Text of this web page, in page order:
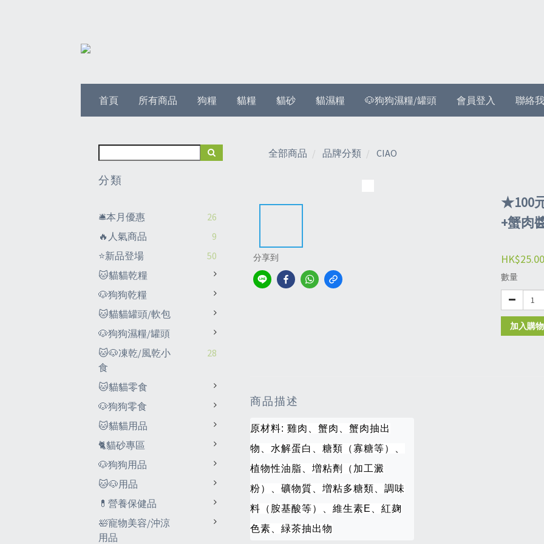
首頁 所有商品 狗糧 貓糧 貓砂 貓濕糧 🐶狗狗濕糧/罐頭 會員登入 聯絡
分類
🛎️本月優惠
26
🔥人氣商品
9
⭐新品登場
50
🐱貓貓乾糧
🐶狗狗乾糧
🐱貓貓罐頭/軟包
🐶狗狗濕糧/罐頭
🐱🐶凍乾/風乾小
食
28
🐱貓貓零食
🐶狗狗零食
🐱貓貓用品
🐈貓砂專區
🐶狗狗用品
🐱🐶用品
💊營養保健品
🛀寵物美容/沖涼
用品
全部商品 品牌分類 CIAO
分享到
★100
+蟹肉
HK$25.00
數量
加入購
商品描述
原材料: 雞肉、蟹肉、蟹肉抽出
物、水解蛋白、糖類（寡糖等）、
植物性油脂、増粘劑（加工澱
粉）、礦物質、増粘多糖類、調味
料（胺基酸等）、維生素E、紅麹
色素、緑茶抽出物